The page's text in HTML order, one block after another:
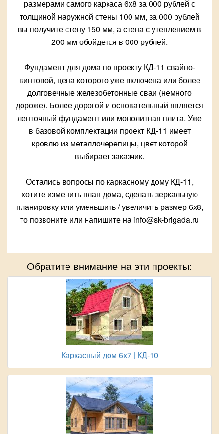
размерами самого каркаса 6х8 за 000 рублей с
толщиной наружной стены 100 мм, за 000 рублей
вы получите стену 150 мм, а стена с утеплением в
200 мм обойдется в 000 рублей.
Фундамент для дома по проекту КД-11 свайно-
винтовой, цена которого уже включена или более
долговечные железобетонные сваи (немного
дороже). Более дорогой и основательный является
ленточный фундамент или монолитная плита. Уже
в базовой комплектации проект КД-11 имеет
кровлю из металлочерепицы, цвет которой
выбирает заказчик.
Остались вопросы по каркасному дому КД-11,
хотите изменить план дома, сделать зеркальную
планировку или уменьшить / увеличить размер 6х8,
то позвоните или напишите на info@sk-brigada.ru
Обратите внимание на эти проекты:
Каркасный дом 6х7 | КД-10